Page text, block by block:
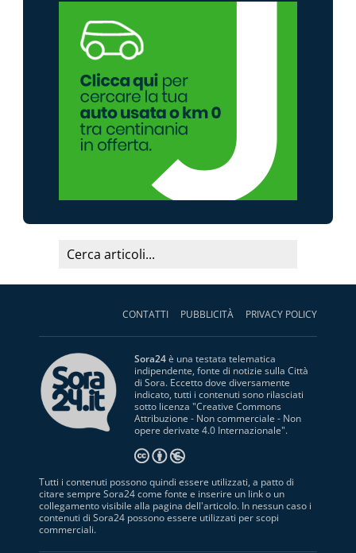
CONTATTI PUBBLICITÀ PRIVACY POLICY
Sora24è una testata telematica
indipendente, fonte di notizie sulla Città
di Sora. Eccetto dove diversamente
indicato, tutti i contenuti sono rilasciati
sotto licenza "Creative Commons
Attribuzione - Non commerciale - Non
opere derivate 4.0 Internazionale".
Tutti i contenuti possono quindi essere utilizzati, a patto di
citare sempre Sora24 come fonte e inserire un link o un
collegamento visibile alla pagina dell'articolo. In nessun caso i
contenuti di Sora24 possono essere utilizzati per scopi
commerciali.